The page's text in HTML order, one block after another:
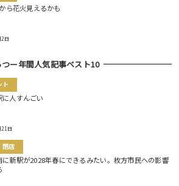
ら花火見えるかも
日
つー年間人気記事ベスト10
ト
に人すんごい
日
閉店
に新駅が2028年春にできるみたい。枚方市民への影響